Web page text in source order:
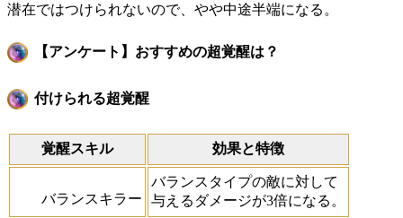
潜在ではつけられないので、やや中途半端になる。
【アンケート】おすすめの超覚醒は？
付けられる超覚醒
覚醒スキル 効果と特徴
バランスキラー
バランスタイプの敵に対して
与えるダメージが3倍になる。